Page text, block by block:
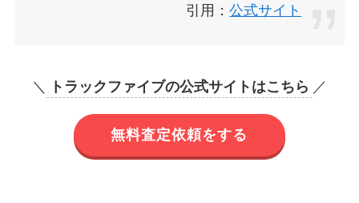
引用：公式サイト
＼ トラックファイブの公式サイトはこちら ／
無料査定依頼をする